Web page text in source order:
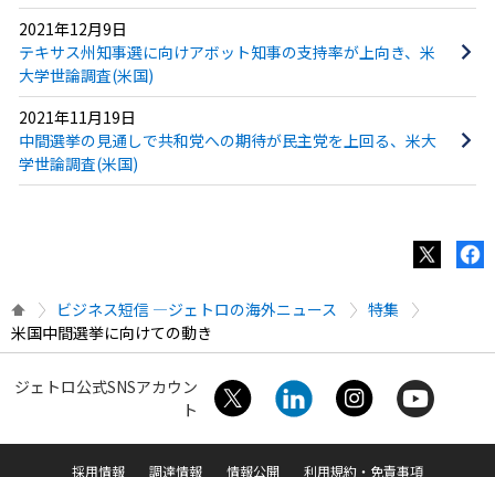
2021年12月9日
テキサス州知事選に向けアボット知事の支持率が上向き、米
大学世論調査(米国)
2021年11月19日
中間選挙の見通しで共和党への期待が民主党を上回る、米大
学世論調査(米国)
ビジネス短信 ―ジェトロの海外ニュース
特集
米国中間選挙に向けての動き
ジェトロ公式SNSアカウン
ト
採用情報 調達情報 情報公開 利用規約・免責事項